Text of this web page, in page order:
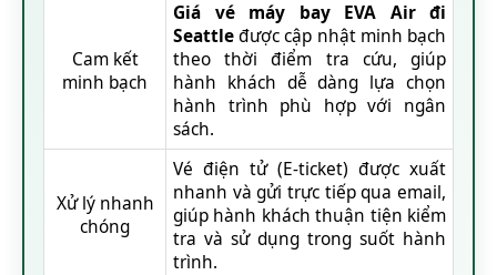
Cam kết
minh bạch
Giá vé máy bay EVA Air đi
Seattleđược cập nhật minh bạch
theo thời điểm tra cứu, giúp
hành khách dễ dàng lựa chọn
hành trình phù hợp với ngân
sách.
Xử lý nhanh
chóng
Vé điện tử (E-ticket) được xuất
nhanh và gửi trực tiếp qua email,
giúp hành khách thuận tiện kiểm
tra và sử dụng trong suốt hành
trình.